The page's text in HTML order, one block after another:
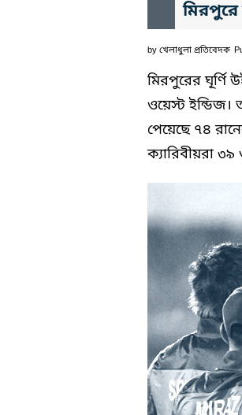
মিরপুরে
by খেলাধুলা প্রতিবেদক
মিরপুরের ঘূর্ণি
ওয়েস্ট ইন্ডিজ।
পেয়েছে ৭৪
ক্যারিবীয়রা ৩৯